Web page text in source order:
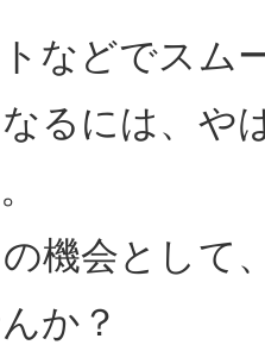
などでスム
るには、や
機会として
か？